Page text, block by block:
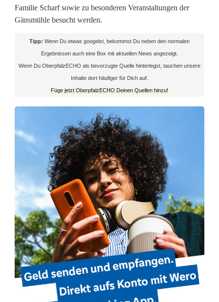
Familie Scharf sowie zu besonderen Veranstaltungen der
Gänsmühle besucht werden.
Tipp: Wenn Du etwas googelst, bekommst Du neben den normalen
Ergebnissen auch eine Box mit aktuellen News angezeigt.
Wenn Du OberpfalzECHO als bevorzugte Quelle hinterlegst, tauchen unsere
Inhalte dort häufiger für Dich auf.
Füge jetzt OberpfalzECHO Deinen Quellen hinzu!